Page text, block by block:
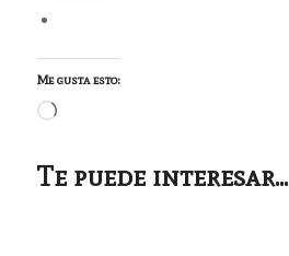
Me gusta esto:
Cargando...
Te puede interesar...